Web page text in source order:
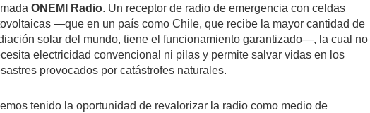
ONEMI Radio. Un receptor de radio de emergencia con celdas
—que en un país como Chile, que recibe la mayor cantidad de
solar del mundo, tiene el funcionamiento garantizado—, la cual no
electricidad convencional ni pilas y permite salvar vidas en los
provocados por catástrofes naturales.
tenido la oportunidad de revalorizar la radio como medio de